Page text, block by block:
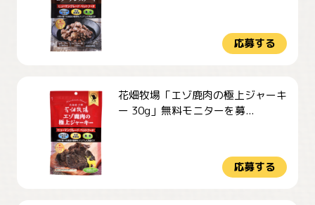
応募する
花畑牧場「エゾ鹿肉の極上ジャーキ
ー 30g」無料モニターを募...
応募する